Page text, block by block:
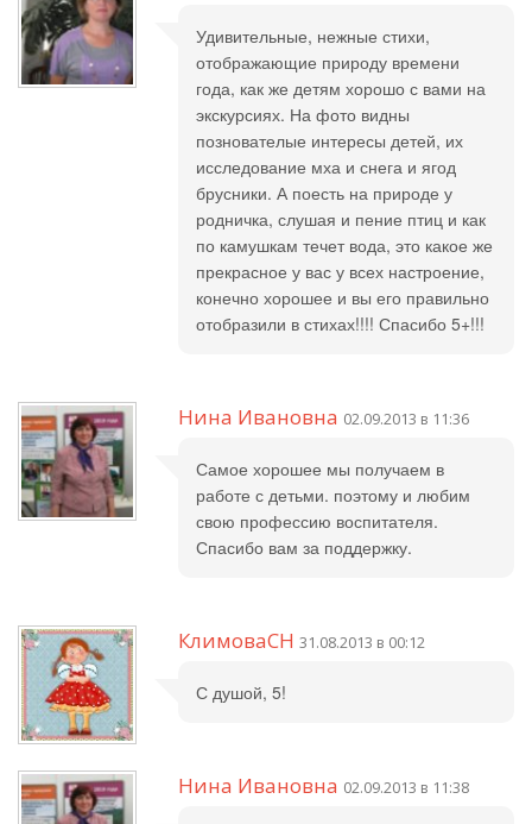
Удивительные, нежные стихи,
отображающие природу времени
года, как же детям хорошо с вами на
экскурсиях. На фото видны
познователые интересы детей, их
исследование мха и снега и ягод
брусники. А поесть на природе у
родничка, слушая и пение птиц и как
по камушкам течет вода, это какое же
прекрасное у вас у всех настроение,
конечно хорошее и вы его правильно
отобразили в стихах!!!! Спасибо 5+!!!
Нина Ивановна 02.09.2013 в 11:36
Самое хорошее мы получаем в
работе с детьми. поэтому и любим
свою профессию воспитателя.
Спасибо вам за поддержку.
КлимоваСН 31.08.2013 в 00:12
С душой, 5!
Нина Ивановна 02.09.2013 в 11:38